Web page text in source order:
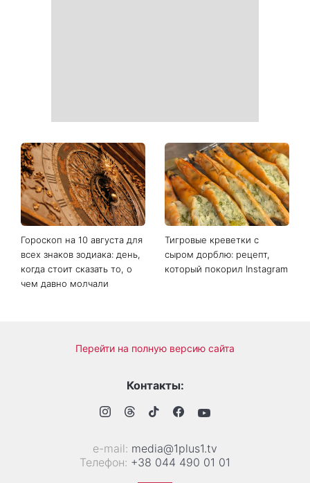
Гороскоп на 10 августа для
всех знаков зодиака: день,
когда стоит сказать то, о
чем давно молчали
Тигровые креветки с
сыром дорблю: рецепт,
который покорил Instagram
Перейти на полную версию сайта
Контакты:
е-mail: media@1plus1.tv
Телефон: +38 044 490 01 01